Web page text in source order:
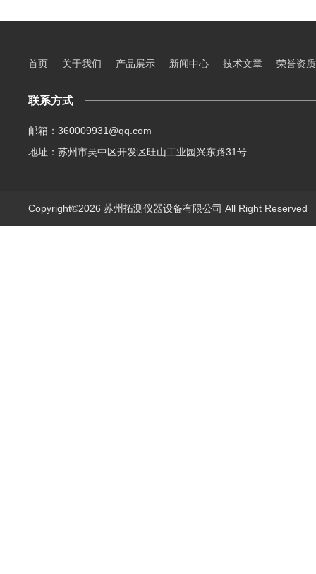
首页 关于我们 产品展示 新闻中心 技术文章 荣誉资质
联系方式
邮箱：360009931@qq.com
地址：苏州市吴中区开发区旺山工业园兴东路31号
Copyright©2026 苏州拓测仪器设备有限公司 All Right